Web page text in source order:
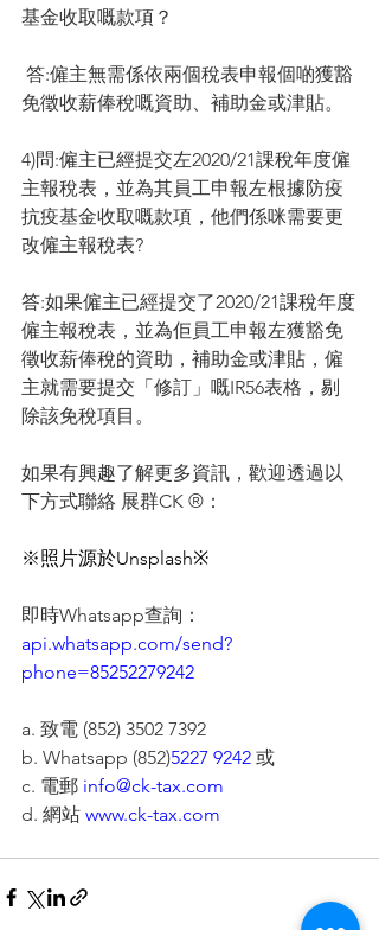
基金收取嘅款項？
免徵收薪俸稅嘅資助、補助金或津貼。
4)問:僱主已經提交左2020/21課稅年度僱
主報稅表，並為其員工申報左根據防疫
抗疫基金收取嘅款項，他們係咪需要更
改僱主報稅表?
答:如果僱主已經提交了2020/21課稅年度
僱主報稅表，並為佢員工申報左獲豁免
徵收薪俸稅的資助，補助金或津貼，僱
主就需要提交「修訂」嘅IR56表格，剔
除該免稅項目。
如果有興趣了解更多資訊，歡迎透過以
下方式聯絡 展群CK ®：
※照片源於Unsplash※
即時Whatsapp查詢：
api.whatsapp.com/send?
phone=85252279242
a. 致電 (852) 3502 7392
b. Whatsapp (852)5227 9242 或
c. 電郵 info@ck-tax.com
d. 網站 www.ck-tax.com